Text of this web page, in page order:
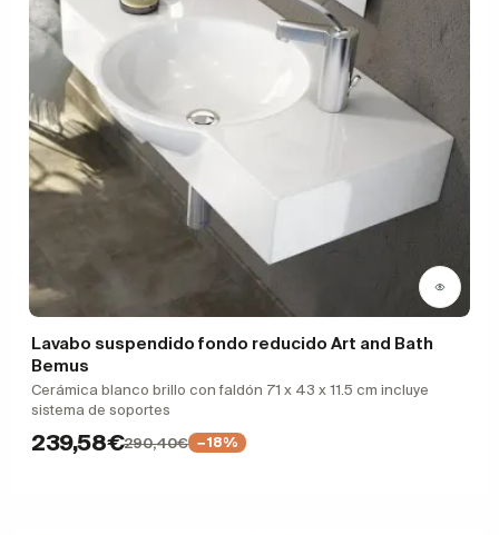
Lavabo suspendido fondo reducido Art and Bath
Bemus
Cerámica blanco brillo con faldón 71 x 43 x 11.5 cm incluye
sistema de soportes
239,58€290,40€ −18%